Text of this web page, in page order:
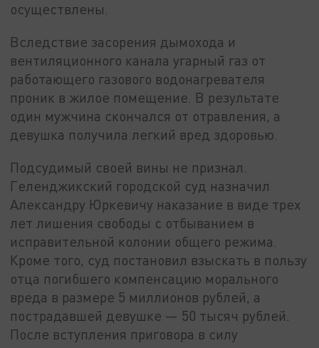
осуществлены.
Вследствие засорения дымохода и
вентиляционного канала угарный газ от
работающего газового водонагревателя
проник в жилое помещение. В результате
один мужчина скончался от отравления, а
девушка получила легкий вред здоровью.
Подсудимый своей вины не признал.
Геленджикский городской суд назначил
Александру Юркевичу наказание в виде трех
лет лишения свободы с отбыванием в
исправительной колонии общего режима.
Кроме того, суд постановил взыскать в пользу
отца погибшего компенсацию морального
вреда в размере 5 миллионов рублей, а
пострадавшей девушке — 50 тысяч рублей.
После вступления приговора в силу